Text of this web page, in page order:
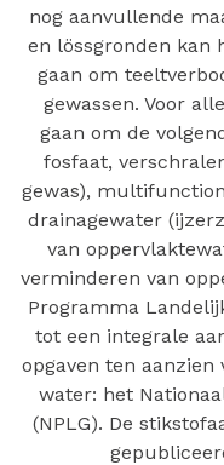
nog aanvullende
en lössgronden kan
gaan om
gewassen. Voor
gaan om de
fosfaat,
gewas),
drainagewater
van
verminderen van
Programma
tot een integrale
opgaven ten
water: het
(NPLG). De